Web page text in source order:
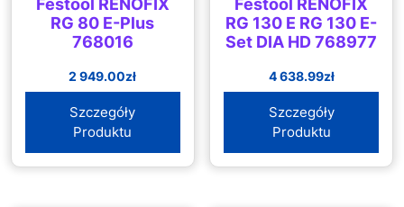
Festool RENOFIX
RG 80 E-Plus
768016
2 949.00zł
Szczegóły
Produktu
Festool RENOFIX
RG 130 E RG 130 E-
Set DIA HD 768977
4 638.99zł
Szczegóły
Produktu